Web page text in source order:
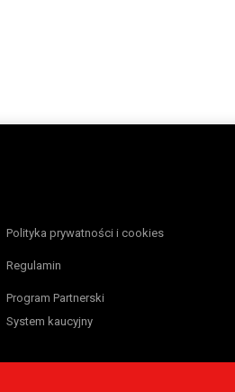
Polityka prywatności i cookies
Regulamin
Program Partnerski
System kaucyjny